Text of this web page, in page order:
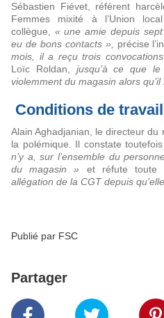
Sébastien Fiévet, référent
Femmes mixité à l’Union
collègue,
« une amie depuis
eu de bons contacts »,
précise
mois, il a reçu trois
Loïc Roldan,
jusqu’à ce que
violemment du magasin alors
Conditions de
Alain Aghadjanian, le directeur
la polémique. Il constate
n’y a, sur l’ensemble du
du magasin »
et réfute toute
allégation de la CGT depuis
Publié par FSC
Partager